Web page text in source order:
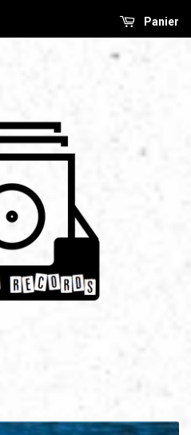
Panier